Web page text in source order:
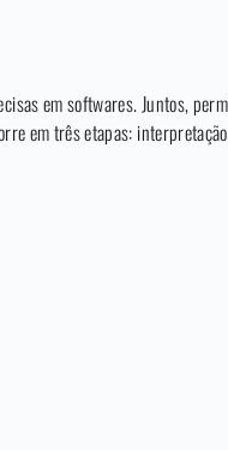
em softwares. Juntos,
em três etapas: